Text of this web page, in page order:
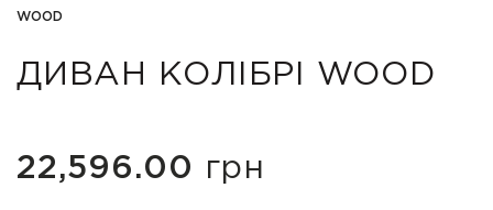
WOOD
ДИВАН КОЛІБРІ WOOD
22,596.00 грн